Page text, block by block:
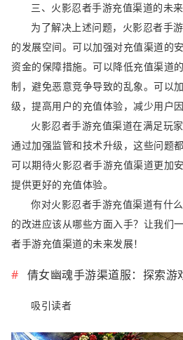
三、火影忍者手游充值渠道的未
为了解决上述问题，火影忍者手
的发展空间。可以加强对充值渠道的
资金的保障措施。可以降低充值渠道
制，避免恶意竞争导致的乱象。可以
级，提高用户的充值体验，减少用户
火影忍者手游充值渠道在满足玩
通过加强监管和技术升级，这些问题
可以期待火影忍者手游充值渠道更加
提供更好的充值体验。
你对火影忍者手游充值渠道有什
的改进应该从哪些方面入手？让我们
者手游充值渠道的未来发展！
倩女幽魂手游渠道服：探索游
吸引读者